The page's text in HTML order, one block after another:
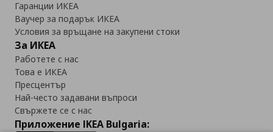
Гаранции ИКЕА
Ваучер за подарък ИКЕА
Условия за връщане на закупени стоки
За ИКЕА
Работете с нас
Това е ИКЕА
Пресцентър
Най-често задавани въпроси
Свържете се с нас
Приложение IKEA Bulgaria: